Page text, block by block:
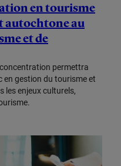
en tourisme
au
et de
permettra
en gestion du tourisme et
les enjeux culturels,